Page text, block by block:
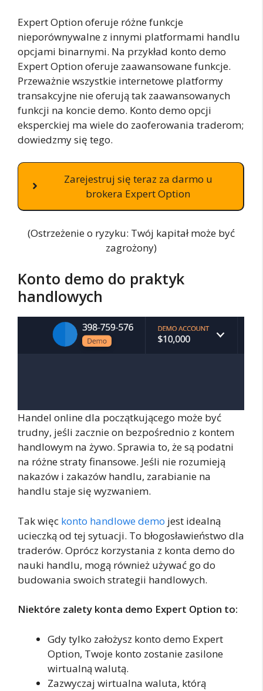
Expert Option oferuje różne funkcje
nieporównywalne z innymi platformami handlu
opcjami binarnymi. Na przykład konto demo
Expert Option oferuje zaawansowane funkcje.
Przeważnie wszystkie internetowe platformy
transakcyjne nie oferują tak zaawansowanych
funkcji na koncie demo. Konto demo opcji
eksperckiej ma wiele do zaoferowania traderom;
dowiedzmy się tego.
Zarejestruj się teraz za darmo u
brokera Expert Option
(Ostrzeżenie o ryzyku: Twój kapitał może być
zagrożony)
Konto demo do praktyk
handlowych
Handel online dla początkującego może być
trudny, jeśli zacznie on bezpośrednio z kontem
handlowym na żywo. Sprawia to, że są podatni
na różne straty finansowe. Jeśli nie rozumieją
nakazów i zakazów handlu, zarabianie na
handlu staje się wyzwaniem.
Tak więc konto handlowe demo jest idealną
ucieczką od tej sytuacji. To błogosławieństwo dla
traderów. Oprócz korzystania z konta demo do
nauki handlu, mogą również używać go do
budowania swoich strategii handlowych.
Niektóre zalety konta demo Expert Option to:
Gdy tylko założysz konto demo Expert
Option, Twoje konto zostanie zasilone
wirtualną walutą.
Zazwyczaj wirtualna waluta, którą